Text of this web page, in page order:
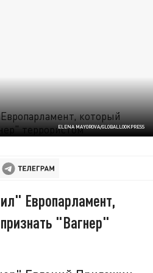
ELENA MAYOROVA/GLOBALLOOKPRESS
Европарламент,
"Вагнер"